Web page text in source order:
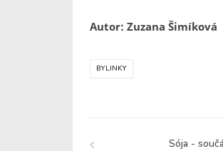
Autor: Zuzana Šimíková
BYLINKY
Sója -